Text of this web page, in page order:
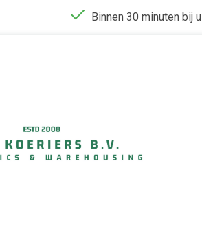
Binnen 30 minuten bij u